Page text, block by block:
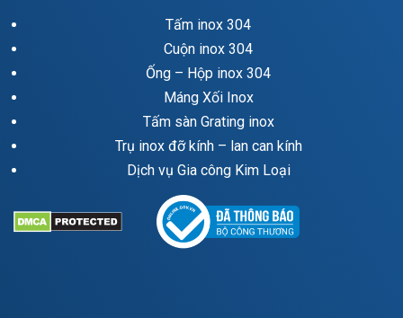
Tấm inox 304
Cuộn inox 304
Ống – Hộp inox 304
Máng Xối Inox
Tấm sàn Grating inox
Trụ inox đỡ kính – lan can kính
Dịch vụ Gia công Kim Loại